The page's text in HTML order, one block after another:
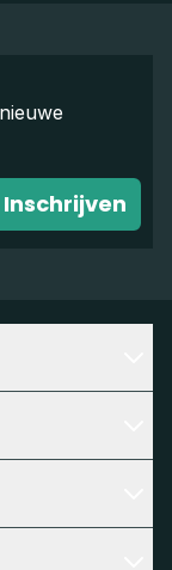
Inschrijven